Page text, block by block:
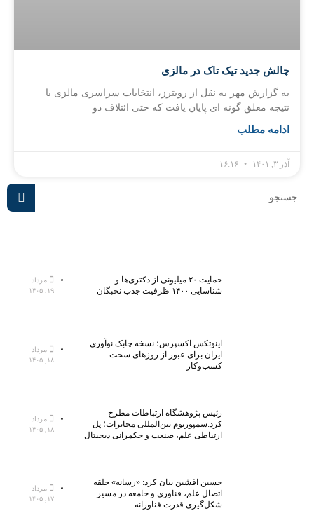
چالش جدید تیک تاک در مالزی
به گزارش مهر به نقل از رویترز، انتخابات سراسری مالزی با
نتیجه معلق گونه ای پایان یافت که حتی ائتلاف دو
ادامه مطلب
آذر ۳, ۱۴۰۱
حمایت ۲۰ میلیونی از دکتری‌ها و
شناسایی ۱۴۰۰ ظرفیت جذب نخبگان
مرداد
۱۹, ۱۴۰۵
اینوتکس اکسپرس؛ نسخه چابک نوآوری
ایران برای عبور از روزهای سخت
کسب‌وکار
مرداد
۱۸, ۱۴۰۵
رئیس پژوهشگاه ارتباطات مطرح
کرد:سمپوزیوم بین‌المللی مخابرات؛ پل
ارتباطی علم، صنعت و حکمرانی دیجیتال
مرداد
۱۸, ۱۴۰۵
حسین افشین بیان کرد: «رسانه» حلقه
اتصال علم، فناوری و جامعه در مسیر
شکل‌گیری قدرت فناورانه
مرداد
۱۷, ۱۴۰۵